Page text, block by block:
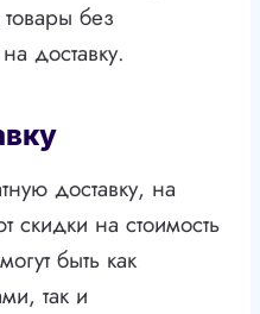
без
доставку.
доставку, на
скидки на стоимость
быть как
так и